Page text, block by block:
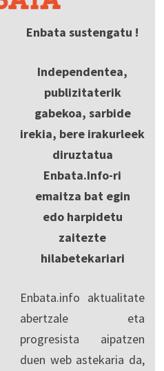
Enbata sustengatu !
Independentea,
publizitaterik
gabekoa, sarbide
irekia, bere irakurleek
diruztatua
Enbata.Info-ri
emaitza bat egin
edo harpidetu
zaitezte
hilabetekariari
Enbata.info aktualitate
abertzale eta
progresista aipatzen
duen web astekaria da,